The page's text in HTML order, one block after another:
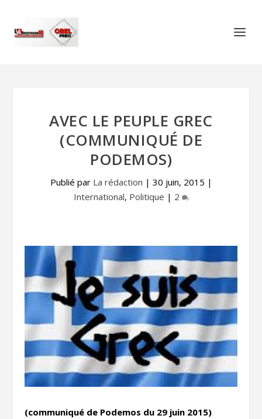
AVEC LE PEUPLE GREC
(COMMUNIQUÉ DE
PODEMOS)
Publié par La rédaction | 30 juin, 2015 |
International, Politique | 2
(communiqué de Podemos du 29 juin 2015)